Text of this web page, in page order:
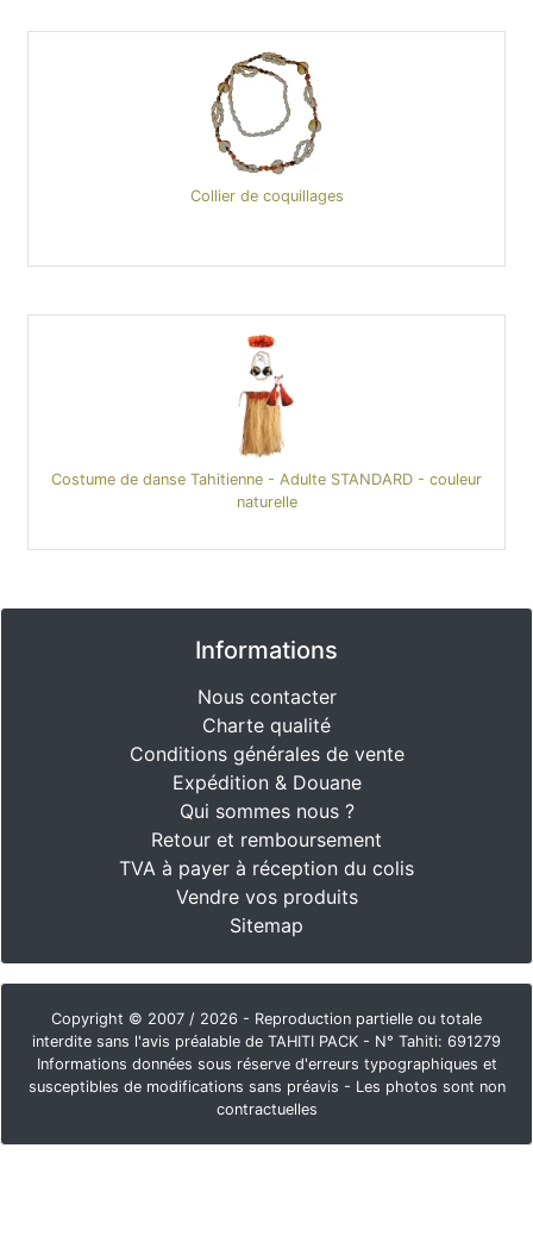
Collier de coquillages
Costume de danse Tahitienne - Adulte STANDARD - couleur
naturelle
Informations
Nous contacter
Charte qualité
Conditions générales de vente
Expédition & Douane
Qui sommes nous ?
Retour et remboursement
TVA à payer à réception du colis
Vendre vos produits
Sitemap
Copyright © 2007 / 2026 - Reproduction partielle ou totale
interdite sans l'avis préalable de TAHITI PACK - N° Tahiti: 691279
Informations données sous réserve d'erreurs typographiques et
susceptibles de modifications sans préavis - Les photos sont non
contractuelles